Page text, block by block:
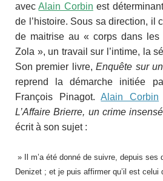
avecAlain Corbin est
de l’histoire. Sous sa direction, il
de maitrise au « corps dans les
Zola », un travail sur l’intime, la
Son premier livre,Enquête sur
reprend la démarche initiée
François Pinagot.Alain Corbin
L’Affaire Brierre, un crime
écrit à son sujet :
» Il m’a été donné de suivre, depuis ses
Denizet ; et je puis affirmer qu’il est celui